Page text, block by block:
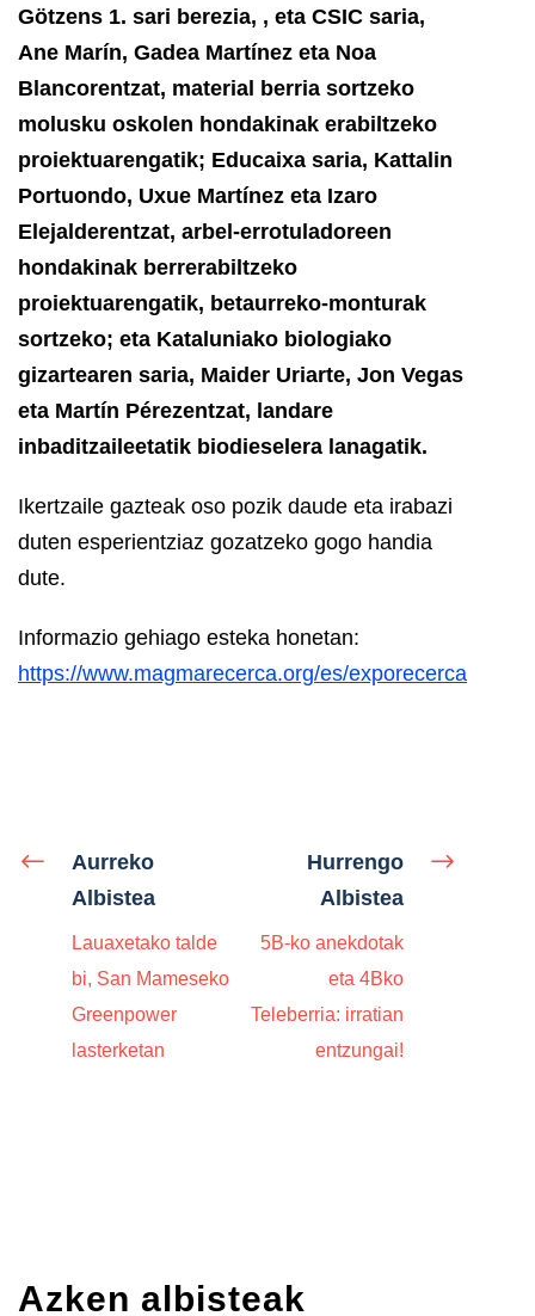
Götzens 1. sari berezia, , eta CSIC saria,
Ane Marín, Gadea Martínez eta Noa
Blancorentzat, material berria sortzeko
molusku oskolen hondakinak erabiltzeko
proiektuarengatik; Educaixa saria, Kattalin
Portuondo, Uxue Martínez eta Izaro
Elejalderentzat, arbel-errotuladoreen
hondakinak berrerabiltzeko
proiektuarengatik, betaurreko-monturak
sortzeko; eta Kataluniako biologiako
gizartearen saria, Maider Uriarte, Jon Vegas
eta Martín Pérezentzat, landare
inbaditzaileetatik biodieselera lanagatik.
Ikertzaile gazteak oso pozik daude eta irabazi
duten esperientziaz gozatzeko gogo handia
dute.
Informazio gehiago esteka honetan:
https://www.magmarecerca.org/es/exporecerca
Aurreko
Albistea
Lauaxetako talde
bi, San Mameseko
Greenpower
lasterketan
Hurrengo
Albistea
5B-ko anekdotak
eta 4Bko
Teleberria: irratian
entzungai!
Azken albisteak